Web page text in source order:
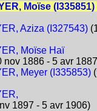
Moïse (I335851)
Aziza (I327543)
Moïse Haï
nov 1886 - 5 avr
Meyer (I335853)
1897 - 5 avr 1906)